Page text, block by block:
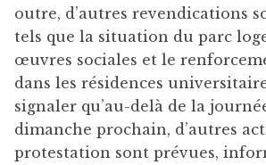
outre, d’autres revendications
tels que la situation du parc
œuvres sociales et le
dans les résidences
signaler qu’au-delà de la
dimanche prochain, d’autres
protestation sont prévues,